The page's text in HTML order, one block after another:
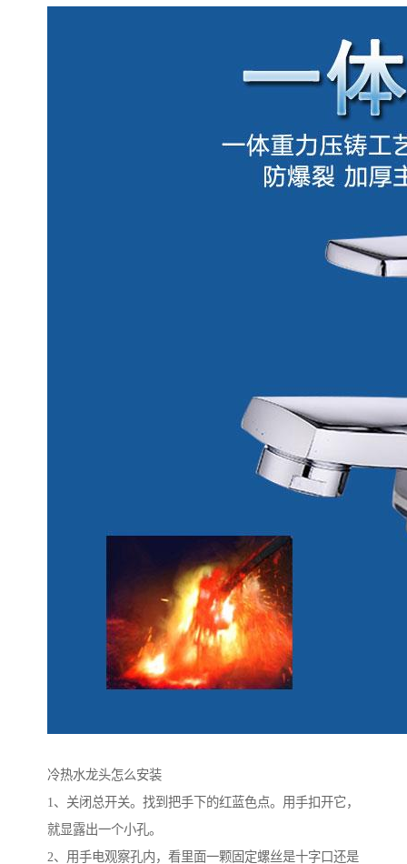
冷热水龙头怎么安装
1、关闭总开关。找到把手下的红蓝色点。用手扣开它，
就显露出一个小孔。
2、用手电观察孔内，看里面一颗固定螺丝是十字口还是